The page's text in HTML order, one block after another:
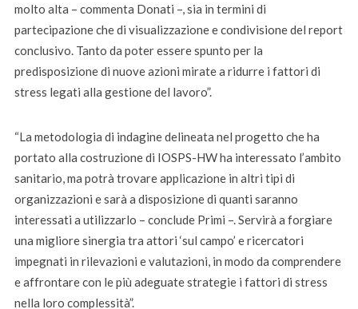
molto alta – commenta Donati –, sia in termini di
partecipazione che di visualizzazione e condivisione del report
conclusivo. Tanto da poter essere spunto per la
predisposizione di nuove azioni mirate a ridurre i fattori di
stress legati alla gestione del lavoro”.
“La metodologia di indagine delineata nel progetto che ha
portato alla costruzione di IOSPS-HW ha interessato l’ambito
sanitario, ma potrà trovare applicazione in altri tipi di
organizzazioni e sarà a disposizione di quanti saranno
interessati a utilizzarlo – conclude Primi –. Servirà a forgiare
una migliore sinergia tra attori ‘sul campo’ e ricercatori
impegnati in rilevazioni e valutazioni, in modo da comprendere
e affrontare con le più adeguate strategie i fattori di stress
nella loro complessità”.